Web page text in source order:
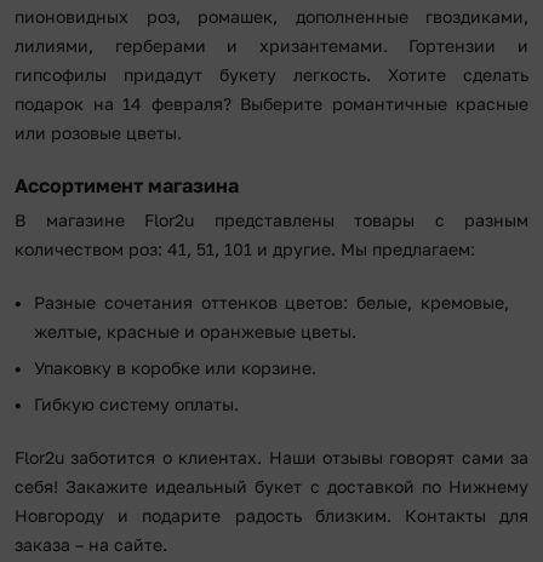
пионовидных роз, ромашек, дополненные гвоздиками,
лилиями, герберами и хризантемами. Гортензии и
гипсофилы придадут букету легкость. Хотите сделать
подарок на 14 февраля? Выберите романтичные красные
или розовые цветы.
Ассортимент магазина
В магазине Flor2u представлены товары с разным
количеством роз: 41, 51, 101 и другие. Мы предлагаем:
Разные сочетания оттенков цветов: белые, кремовые,
желтые, красные и оранжевые цветы.
Упаковку в коробке или корзине.
Гибкую систему оплаты.
Flor2u заботится о клиентах. Наши отзывы говорят сами за
себя! Закажите идеальный букет с доставкой по Нижнему
Новгороду и подарите радость близким. Контакты для
заказа – на сайте.